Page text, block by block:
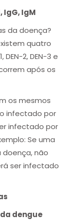
IgG, IgM
da doença?
quatro
2, DEN-3 e
após os
os mesmos
infectado por
infectado por
Se uma
não
ser infectado
dengue